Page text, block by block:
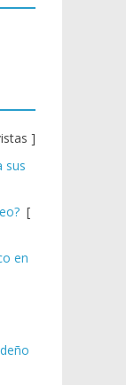
]
sus
[
en